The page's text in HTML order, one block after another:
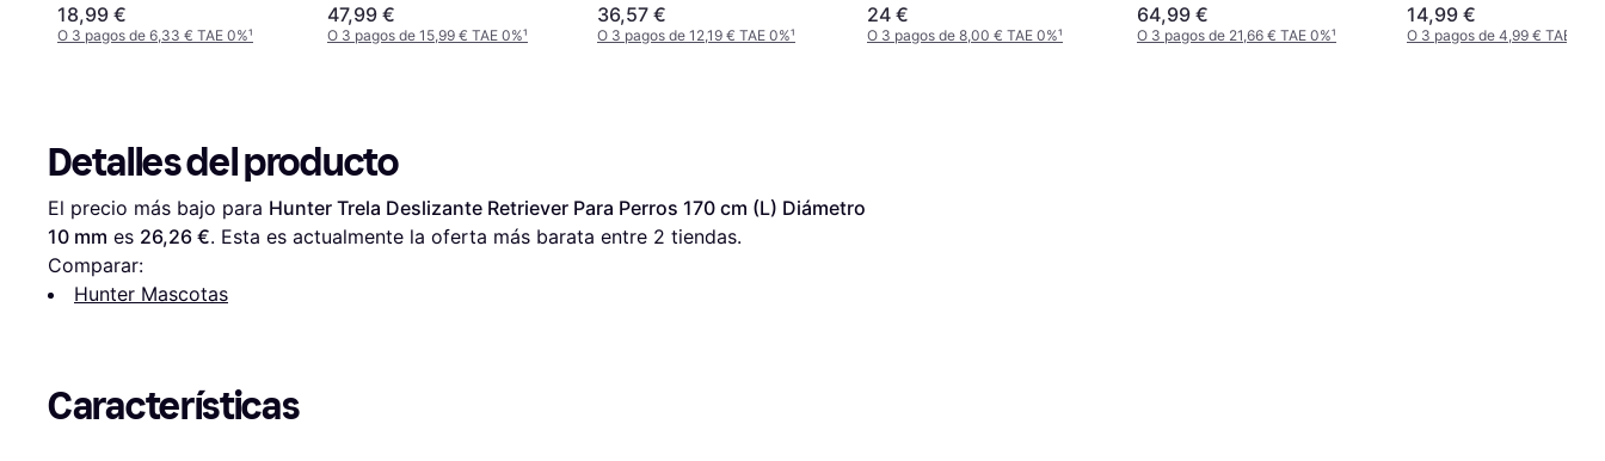
18,99 €
O 3 pagos de 6,33 € TAE 0%¹
47,99 €
O 3 pagos de 15,99 € TAE 0%¹
36,57 €
O 3 pagos de 12,19 € TAE 0%¹
24 €
O 3 pagos de 8,00 € TAE 0%¹
64,99 €
O 3 pagos de 21,66 € TAE 0%¹
14,99 €
O 3 pagos de 4,99 € TAE 0%
Detalles del producto
El precio más bajo para Hunter Trela Deslizante Retriever Para Perros 170 cm (L) Diámetro
10 mm es 26,26 €. Esta es actualmente la oferta más barata entre 2 tiendas.
Comparar:
Hunter Mascotas
Características